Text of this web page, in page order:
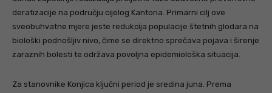
deratizacije na području cijelog Kantona. Primarni cilj ove
sveobuhvatne mjere jeste redukcija populacije štetnih glodara na
biološki podnošljiv nivo, čime se direktno sprečava pojava i širenje
zaraznih bolesti te održava povoljna epidemiološka situacija.
Za stanovnike Konjica ključni period je sredina juna. Prema